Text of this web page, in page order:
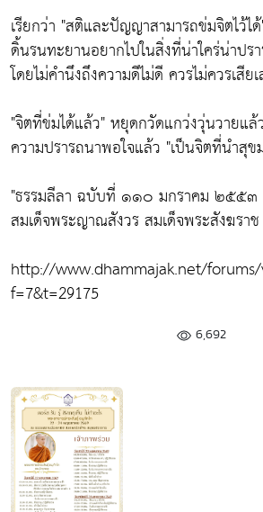
เรียกว่า "สติและปัญญาสามารถข่มจิตไว้ไ
ดิ้นรนทะยานอยากไปในสิ่งที่น่าใคร่น่าปร
โดยไม่คำนึงถึงความดีไม่ดี ควรไม่ควรเสีย
"จิตที่ข่มได้แล้ว"หยุดกวัดแกว่งวุ่นวายแ
ความปรารถนาพอใจแล้ว "เป็นจิตที่นำสุข
"ธรรมลีลา ฉบับที่ ๑๑๐ มกราคม ๒๕๕๓
สมเด็จพระญาณสังวร สมเด็จพระสังฆร
http://www.dhammajak.net/
f=7&t=29175
6,692